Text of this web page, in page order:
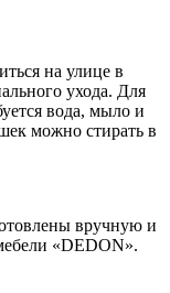
на улице в
ухода. Для
вода, мыло и
можно стирать в
вручную и
«DEDON».